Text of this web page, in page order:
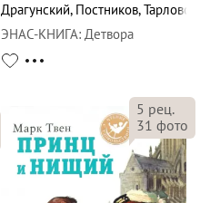
Драгунский, Постников,
ЭНАС-КНИГА: Детвора
5 рец.
31 фото